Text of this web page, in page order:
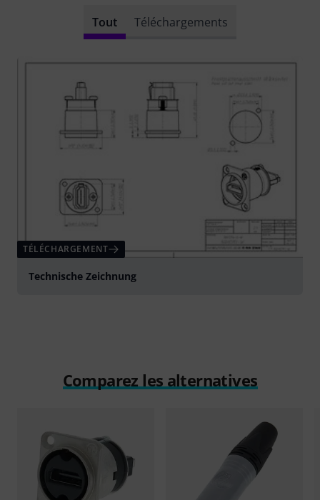
Tout Téléchargements
TÉLÉCHARGEMENT
Technische Zeichnung
Comparez les alternatives